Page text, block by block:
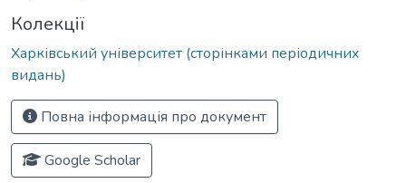
Колекції
Харківський університет (сторінками періодичних
видань)
Повна інформація про документ
Google Scholar